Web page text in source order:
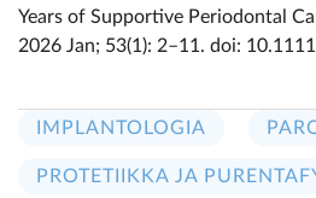
Years of Supportive Periodontal
2026 Jan; 53(1): 2–11. doi:
IMPLANTOLOGIA
PROTETIIKKA JA